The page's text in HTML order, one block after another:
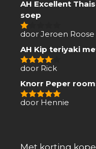
AH Excellent
soep
1
5
door Jeroen Roose
AH Kip teriyaki
4van 5
door Rick
Knorr Peper
5van 5
door Hennie
Met korting